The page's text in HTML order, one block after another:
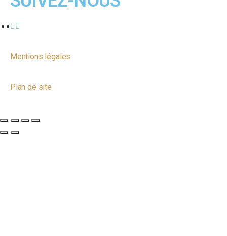
Mentions légales
Plan de site